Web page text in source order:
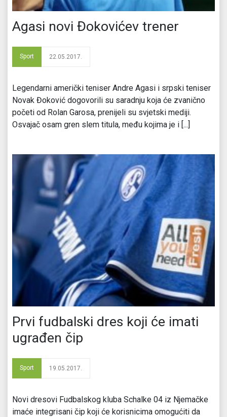
Agasi novi Đokovićev trener
Sport 22.05.2017.
Legendarni američki teniser Andre Agasi i srpski teniser
Novak Đoković dogovorili su saradnju koja će zvanično
početi od Rolan Garosa, prenijeli su svjetski mediji.
Osvajač osam gren slem titula, među kojima je i [...]
Prvi fudbalski dres koji će imati
ugrađen čip
Sport 19.05.2017.
Novi dresovi Fudbalskog kluba Schalke 04 iz Njemačke
imaće integrisani čip koji će korisnicima omogućiti da